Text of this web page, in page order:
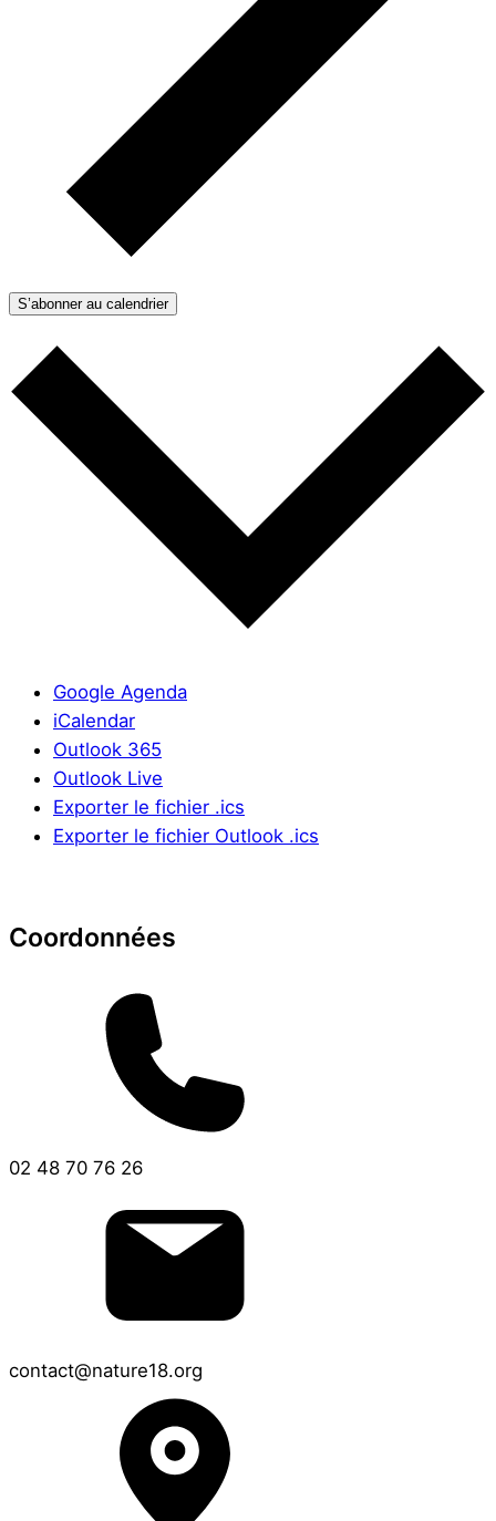
S’abonner au calendrier
Google Agenda
iCalendar
Outlook 365
Outlook Live
Exporter le fichier .ics
Exporter le fichier Outlook .ics
Coordonnées
02 48 70 76 26
contact@nature18.org